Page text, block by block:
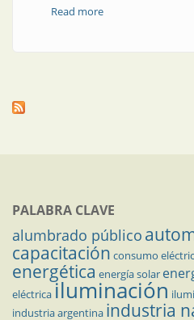
Read moreabout La fábrica
PALABRA CLAVE
alumbrado público
capacitación consumo
energética energía solar
eléctricailuminación
industria argentina industria